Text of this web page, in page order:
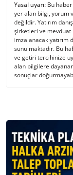
Yasal uyarı: Bu
yer alan bilgi, yorum
değildir. Yatırım
şirketleri ve mevduat
imzalanacak yatırım
sunulmaktadır. Bu
ve getiri tercihinize
alan bilgilere
sonuçlar